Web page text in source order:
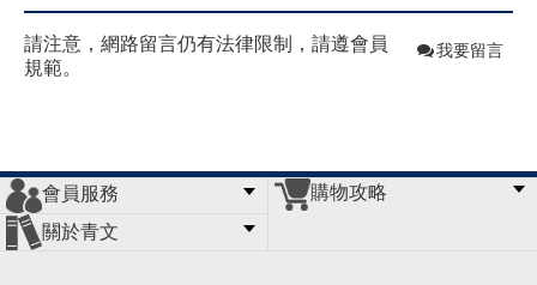
請注意，網路留言仍有法律限制，請遵會員
規範。
我要留言
會員服務
會員辦法
客服信箱
隱私條款
網站導覽
購物攻略
關於青文